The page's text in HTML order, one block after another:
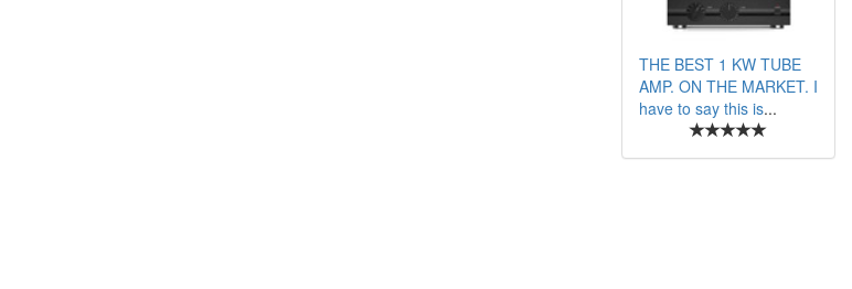
THE BEST 1 KW TUBE
AMP. ON THE MARKET. I
have to say this is...